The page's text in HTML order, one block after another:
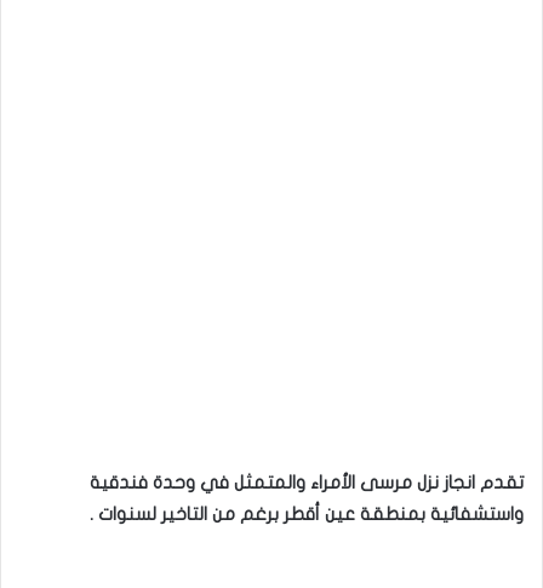
تقدم انجاز نزل مرسى الأمراء والمتمثل في وحدة فندقية
واستشفائية بمنطقة عين أقطر برغم من التاخير لسنوات .